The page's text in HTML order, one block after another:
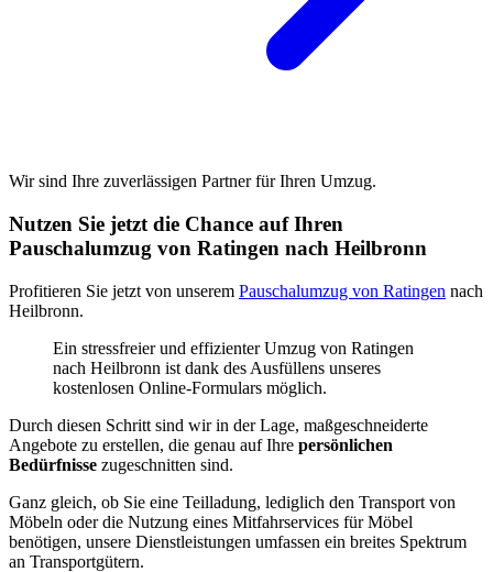
Wir sind Ihre zuverlässigen Partner für Ihren Umzug.
Nutzen Sie jetzt die Chance auf Ihren
Pauschalumzug von Ratingen nach Heilbronn
Profitieren Sie jetzt von unserem Pauschalumzug von Ratingen nach
Heilbronn.
Ein stressfreier und effizienter Umzug von Ratingen
nach Heilbronn ist dank des Ausfüllens unseres
kostenlosen Online-Formulars möglich.
Durch diesen Schritt sind wir in der Lage, maßgeschneiderte
Angebote zu erstellen, die genau auf Ihre persönlichen
Bedürfnisse zugeschnitten sind.
Ganz gleich, ob Sie eine Teilladung, lediglich den Transport von
Möbeln oder die Nutzung eines Mitfahrservices für Möbel
benötigen, unsere Dienstleistungen umfassen ein breites Spektrum
an Transportgütern.